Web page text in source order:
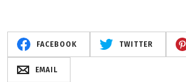
FACEBOOK TWITTER
EMAIL